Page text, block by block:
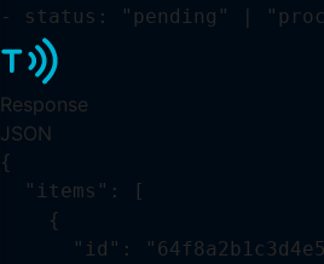
- status: "pending" |
Response
JSON
{
  "items": [
    {
"id":